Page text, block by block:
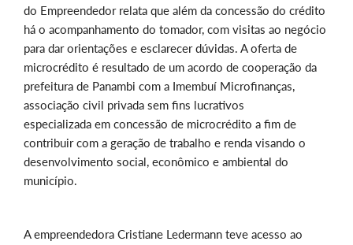
do Empreendedor relata que além da concessão do crédito
há o acompanhamento do tomador, com visitas ao negócio
para dar orientações e esclarecer dúvidas. A oferta de
microcrédito é resultado de um acordo de cooperação da
prefeitura de Panambi com a Imembuí Microfinanças,
associação civil privada sem fins lucrativos
especializada em concessão de microcrédito a fim de
contribuir com a geração de trabalho e renda visando o
desenvolvimento social, econômico e ambiental do
município.
A empreendedora Cristiane Ledermann teve acesso ao